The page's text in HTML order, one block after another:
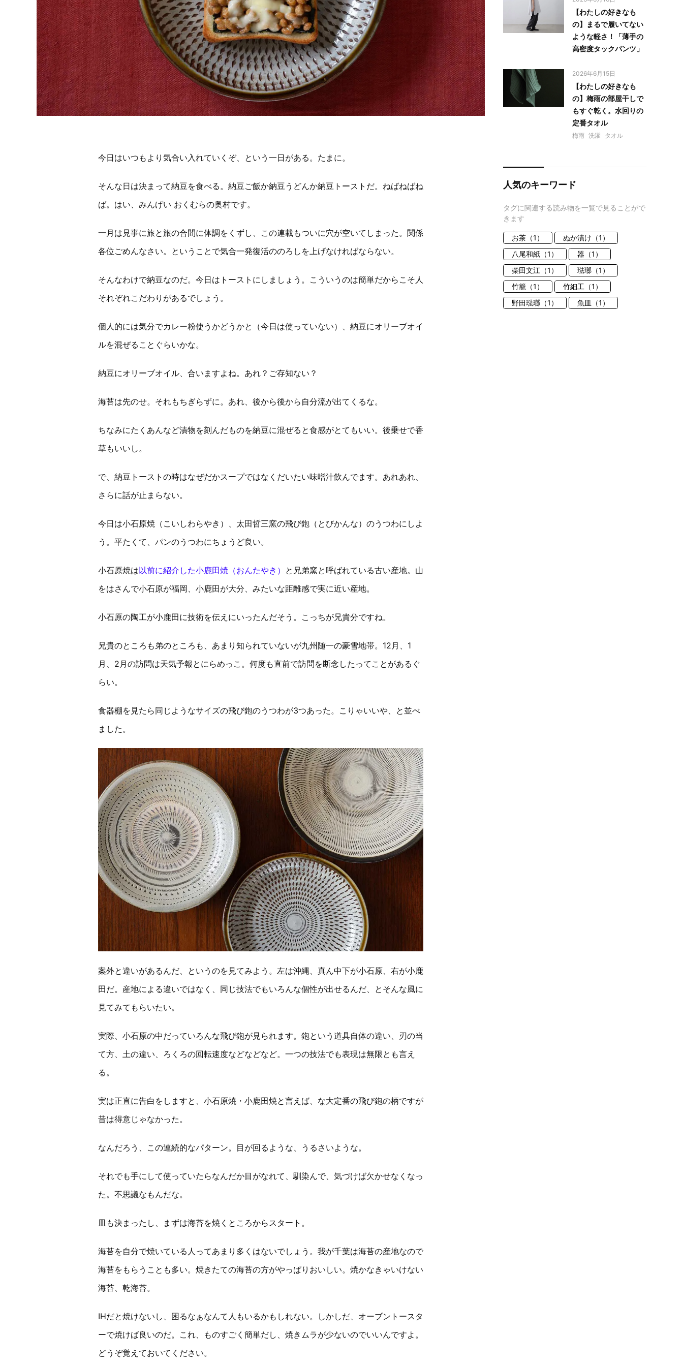
今日はいつもより気合い入れていくぞ、という一日がある。たまに。
そんな日は決まって納豆を食べる。納豆ご飯か納豆うどんか納豆トーストだ。ねばねばね
ば。はい、みんげい おくむらの奥村です。
一月は見事に旅と旅の合間に体調をくずし、この連載もついに穴が空いてしまった。関係
各位ごめんなさい。ということで気合一発復活ののろしを上げなければならない。
そんなわけで納豆なのだ。今日はトーストにしましょう。こういうのは簡単だからこそ人
それぞれこだわりがあるでしょう。
個人的には気分でカレー粉使うかどうかと（今日は使っていない）、納豆にオリーブオイ
ルを混ぜることぐらいかな。
納豆にオリーブオイル、合いますよね。あれ？ご存知ない？
海苔は先のせ。それもちぎらずに。あれ、後から後から自分流が出てくるな。
ちなみにたくあんなど漬物を刻んだものを納豆に混ぜると食感がとてもいい。後乗せで香
草もいいし。
で、納豆トーストの時はなぜだかスープではなくだいたい味噌汁飲んでます。あれあれ、
さらに話が止まらない。
今日は小石原焼（こいしわらやき）、太田哲三窯の飛び鉋（とびかんな）のうつわにしよ
う。平たくて、パンのうつわにちょうど良い。
小石原焼は以前に紹介した小鹿田焼（おんたやき） と兄弟窯と呼ばれている古い産地。山
をはさんで小石原が福岡、小鹿田が大分、みたいな距離感で実に近い産地。
小石原の陶工が小鹿田に技術を伝えにいったんだそう。こっちが兄貴分ですね。
兄貴のところも弟のところも、あまり知られていないが九州随一の豪雪地帯。12月、1
月、2月の訪問は天気予報とにらめっこ。何度も直前で訪問を断念したってことがあるぐ
らい。
食器棚を見たら同じようなサイズの飛び鉋のうつわが3つあった。こりゃいいや、と並べ
ました。
案外と違いがあるんだ、というのを見てみよう。左は沖縄、真ん中下が小石原、右が小鹿
田だ。産地による違いではなく、同じ技法でもいろんな個性が出せるんだ、とそんな風に
見てみてもらいたい。
実際、小石原の中だっていろんな飛び鉋が見られます。鉋という道具自体の違い、刃の当
て方、土の違い、ろくろの回転速度などなどなど。一つの技法でも表現は無限とも言え
る。
実は正直に告白をしますと、小石原焼・小鹿田焼と言えば、な大定番の飛び鉋の柄ですが
昔は得意じゃなかった。
なんだろう、この連続的なパターン。目が回るような、うるさいような。
それでも手にして使っていたらなんだか目がなれて、馴染んで、気づけば欠かせなくなっ
た。不思議なもんだな。
皿も決まったし、まずは海苔を焼くところからスタート。
海苔を自分で焼いている人ってあまり多くはないでしょう。我が千葉は海苔の産地なので
海苔をもらうことも多い。焼きたての海苔の方がやっぱりおいしい。焼かなきゃいけない
海苔、乾海苔。
IHだと焼けないし、困るなぁなんて人もいるかもしれない。しかしだ、オーブントースタ
ーで焼けば良いのだ。これ、ものすごく簡単だし、焼きムラが少ないのでいいんですよ。
どうぞ覚えておいてください。
【わたしの好きなも
の】まるで履いてない
ような軽さ！「薄手の
高密度タックパンツ」
2026年6月15日
【わたしの好きなも
の】梅雨の部屋干しで
もすぐ乾く。水回りの
定番タオル
梅雨 洗濯 タオル
人気のキーワード
タグに関連する読み物を一覧で見ることがで
きます
お茶（1）
ぬか漬け（1）
八尾和紙（1）
器（1）
柴田文江（1）
琺瑯（1）
竹籠（1）
竹細工（1）
野田琺瑯（1）
魚皿（1）